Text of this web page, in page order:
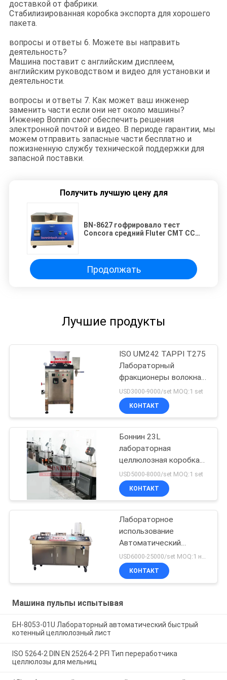
доставкой от фабрики.
Стабилизированная коробка экспорта для хорошего
пакета.
вопросы и ответы 6. Можете вы направить
деятельность?
Машина поставит с английским дисплеем,
английским руководством и видео для установки и
деятельности.
вопросы и ответы 7. Как может ваш инженер
заменить части если они нет около машины?
Инженер Bonnin смог обеспечить решения
электронной почтой и видео. В периоде гарантии, мы
можем отправить запасные части бесплатно и
пожизненную службу технической поддержки для
запасной поставки.
Получить лучшую цену для
BN-8627 гофрировало тест
Concora средний Fluter CMT CCT
Продолжать
Лучшие продукты
ISO UM242 TAPPI T275
Лабораторный
фракционеры волокна
типа Сомервиля
USD3000-9000/set MOQ:1 set
КОНТАКТ
Боннин 23L
лабораторная
целлюлозная коробка
класса долины
USD5000-8000/set MOQ:1 set
КОНТАКТ
Лабораторное
использование
Автоматический
быстрый котен-лист
для бумажной
целлюлозы
USD6000-25000/set MOQ:1 набор
КОНТАКТ
Машина пульпы испытывая
БН-8053-01U Лабораторный автоматический быстрый
котенный целлюлозный лист
ISO 5264-2 DIN EN 25264-2 PFI Тип переработчика
целлюлозы для мельниц